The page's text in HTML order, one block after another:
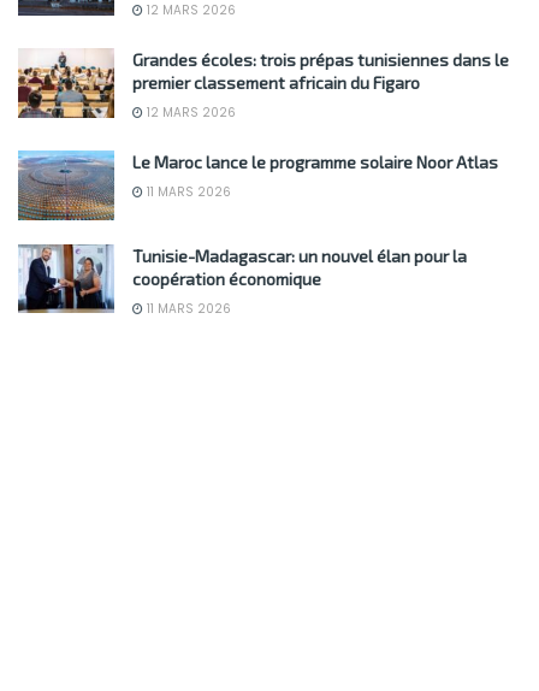
12 MARS 2026
Grandes écoles: trois prépas tunisiennes dans le
premier classement africain du Figaro
12 MARS 2026
Le Maroc lance le programme solaire Noor Atlas
11 MARS 2026
Tunisie-Madagascar: un nouvel élan pour la
coopération économique
11 MARS 2026